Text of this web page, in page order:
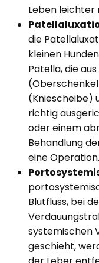
Leben leichter
die
kleinen
Patella, die
(Kniescheibe)
richtig
oder einem
Behandlung
eine Operation.
Blutfluss, bei
systemischen
geschieht,